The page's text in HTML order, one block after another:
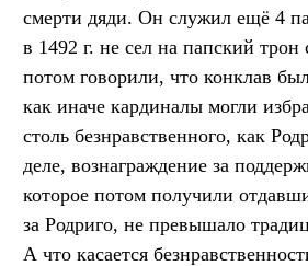
смерти дяди. Он служил ещё 4
в 1492 г. не сел на папский трон
потом говорили, что конклав
как иначе кардиналы могли
столь безнравственного, как
деле, вознаграждение за
которое потом получили
за Родриго, не превышало
А что касается